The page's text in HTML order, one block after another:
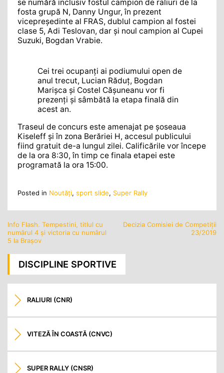
se numără inclusiv fostul campion de raliuri de la
fosta grupă N, Danny Ungur, în prezent
vicepreședinte al FRAS, dublul campion al fostei
clase 5, Adi Teslovan, dar și noul campion al Cupei
Suzuki, Bogdan Vrabie.
Cei trei ocupanți ai podiumului open de
anul trecut, Lucian Răduț, Bogdan
Marișca și Costel Cășuneanu vor fi
prezenți și sâmbătă la etapa finală din
acest an.
Traseul de concurs este amenajat pe șoseaua
Kiseleff și în zona Berăriei H, accesul publicului
fiind gratuit de-a lungul zilei. Calificările vor începe
de la ora 8:30, în timp ce finala etapei este
programată la ora 15:00.
Posted in Noutăţi, sport slide, Super Rally
Navigare
în
articole
Info Flash. Tempestini, titlul cu
numărul 4 și victoria cu numărul
5 la Brașov
Decizia Comisiei de Competiţii
23/2019
DISCIPLINE SPORTIVE
RALIURI (CNR)
VITEZĂ ÎN COASTĂ (CNVC)
SUPER RALLY (CNSR)